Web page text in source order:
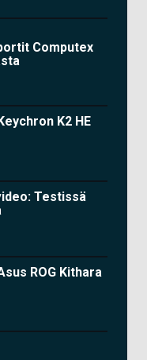
Computex
K2 HE
Testissä
ROG Kithara